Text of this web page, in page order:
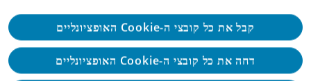
קבל את כל קובצי ה-Cookie האופציונליים
דחה את כל קובצי ה-Cookie האופציונליים